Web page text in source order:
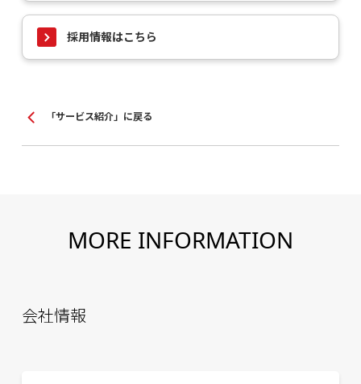
採用情報はこちら
「サービス紹介」に戻る
MORE INFORMATION
会社情報